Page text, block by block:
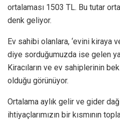
ortalaması 1503 TL. Bu tutar
denk geliyor.
Ev sahibi olanlara, ‘evini kiraya
diye sorduğumuzda ise gelen
Kiracıların ve ev sahiplerinin
olduğu görünüyor.
Ortalama aylık gelir ve gider
ihtiyaçlarımızın bir kısmının